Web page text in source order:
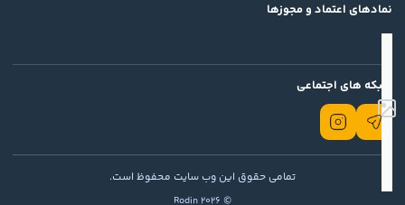
نمادهای اعتماد و مجوزها
شبکه های اجتماعی
تمامی حقوق این وب سایت محفوظ است.
© 2026 Rodin